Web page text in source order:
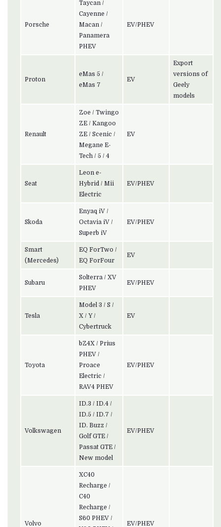
Porsche
Taycan /
Cayenne /
Macan /
Panamera
PHEV
EV/PHEV
Proton
eMas 5 /
eMas 7
EV
Export
versions of
Geely
models
Renault
Zoe / Twingo
ZE / Kangoo
ZE / Scenic /
Megane E-
Tech / 5 / 4
EV
Seat
Leon e-
Hybrid / Mii
Electric
EV/PHEV
Skoda
Enyaq iV /
Octavia iV /
Superb iV
EV/PHEV
Smart
(Mercedes)
EQ ForTwo /
EQ ForFour
EV
Subaru
Solterra / XV
PHEV
EV/PHEV
Tesla
Model 3 / S /
X / Y /
Cybertruck
EV
Toyota
bZ4X / Prius
PHEV /
Proace
Electric /
RAV4 PHEV
EV/PHEV
Volkswagen
ID.3 / ID.4 /
ID.5 / ID.7 /
ID. Buzz /
Golf GTE /
Passat GTE /
New model
EV/PHEV
Volvo
XC40
Recharge /
C40
Recharge /
S60 PHEV /
EV/PHEV